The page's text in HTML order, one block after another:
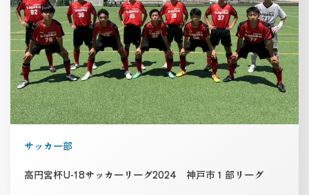
サッカー部
高円宮杯U-18サッカーリーグ2024 神戸市１部リーグ